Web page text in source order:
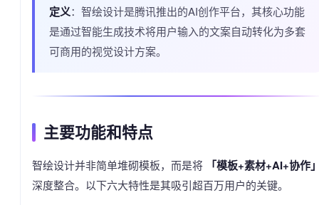
定义：智绘设计是腾讯推出的AI创作平台，其核心功能
是通过智能生成技术将用户输入的文案自动转化为多套
可商用的视觉设计方案。
主要功能和特点
智绘设计并非简单堆砌模板，而是将 「模板+素材+AI+协作
深度整合。以下六大特性是其吸引超百万用户的关键。